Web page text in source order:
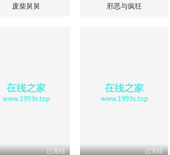
废柴舅舅 邪恶与疯狂
已完结 已完结